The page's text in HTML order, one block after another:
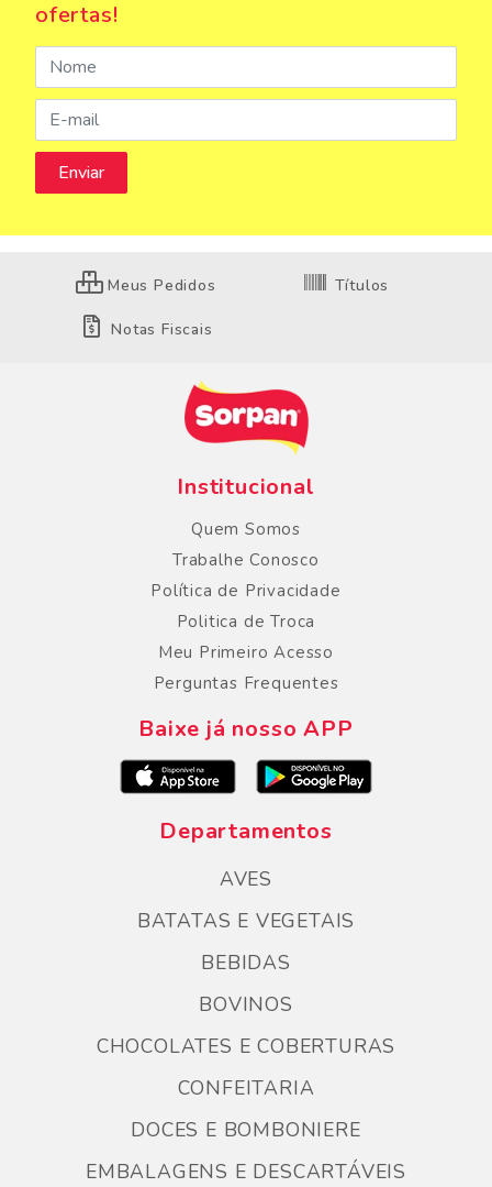
ofertas!
Meus Pedidos Títulos
Notas Fiscais
Institucional
Quem Somos
Trabalhe Conosco
Política de Privacidade
Politica de Troca
Meu Primeiro Acesso
Perguntas Frequentes
Baixe já nosso APP
Departamentos
AVES
BATATAS E VEGETAIS
BEBIDAS
BOVINOS
CHOCOLATES E COBERTURAS
CONFEITARIA
DOCES E BOMBONIERE
EMBALAGENS E DESCARTÁVEIS